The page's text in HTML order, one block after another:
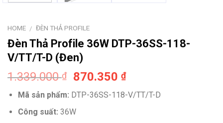
HOME / ĐÈN THẢ PROFILE
Đèn Thả Profile 36W DTP-36SS-118-
V/TT/T-D (Đen)
1.339.000₫
Original
price
was:
1.339.000 ₫.
870.350₫Current
price
is:
Mã sản phẩm: DTP-36SS-118-V/TT/T-D
Công suất: 36W